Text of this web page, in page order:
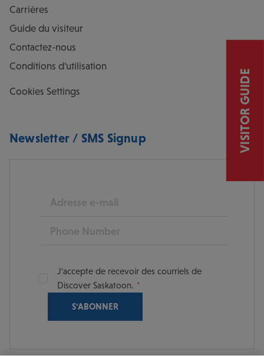
Carrières
Guide du visiteur
Contactez-nous
Conditions d'utilisation
Cookies Settings
Newsletter / SMS Signup
E-mail
Phone
J'accepte de recevoir des courriels de
Discover Saskatoon.
VISITOR GUIDE